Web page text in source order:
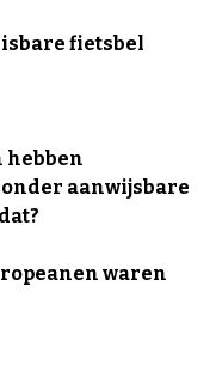
fietsbel
hebben
aanwijsbare
waren